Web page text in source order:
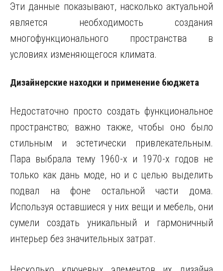
Эти данные показывают, насколько актуальной
является необходимость создания
многофункционального пространства в
условиях изменяющегося климата.
Дизайнерские находки и применение бюджета
Недостаточно просто создать функциональное
пространство; важно также, чтобы оно было
стильным и эстетически привлекательным.
Пара выбрала тему 1960-х и 1970-х годов не
только как дань моде, но и с целью выделить
подвал на фоне остальной части дома.
Используя оставшиеся у них вещи и мебель, они
сумели создать уникальный и гармоничный
интерьер без значительных затрат.